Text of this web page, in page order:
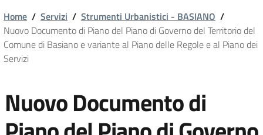
Home / Servizi / Strumenti Urbanistici - BASIANO /
Nuovo Documento di Piano del Piano di Governo del Territorio del
Comune di Basiano e variante al Piano delle Regole e al Piano dei
Servizi
Nuovo Documento di